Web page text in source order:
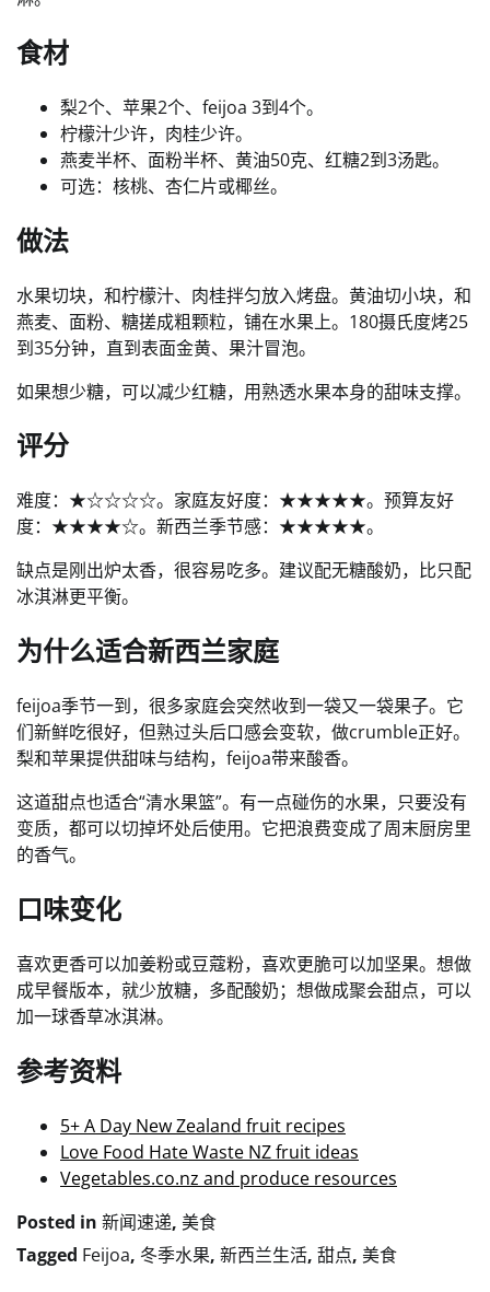
食材
梨2个、苹果2个、feijoa 3到4个。
柠檬汁少许，肉桂少许。
燕麦半杯、面粉半杯、黄油50克、红糖2到3汤匙。
可选：核桃、杏仁片或椰丝。
做法
水果切块，和柠檬汁、肉桂拌匀放入烤盘。黄油切小块，和
燕麦、面粉、糖搓成粗颗粒，铺在水果上。180摄氏度烤25
到35分钟，直到表面金黄、果汁冒泡。
如果想少糖，可以减少红糖，用熟透水果本身的甜味支撑。
评分
难度：★☆☆☆☆。家庭友好度：★★★★★。预算友好
度：★★★★☆。新西兰季节感：★★★★★。
缺点是刚出炉太香，很容易吃多。建议配无糖酸奶，比只配
冰淇淋更平衡。
为什么适合新西兰家庭
feijoa季节一到，很多家庭会突然收到一袋又一袋果子。它
们新鲜吃很好，但熟过头后口感会变软，做crumble正好。
梨和苹果提供甜味与结构，feijoa带来酸香。
这道甜点也适合“清水果篮”。有一点碰伤的水果，只要没有
变质，都可以切掉坏处后使用。它把浪费变成了周末厨房里
的香气。
口味变化
喜欢更香可以加姜粉或豆蔻粉，喜欢更脆可以加坚果。想做
成早餐版本，就少放糖，多配酸奶；想做成聚会甜点，可以
加一球香草冰淇淋。
参考资料
5+ A Day New Zealand fruit recipes
Love Food Hate Waste NZ fruit ideas
Vegetables.co.nz and produce resources
Posted in 新闻速递, 美食
Tagged Feijoa, 冬季水果, 新西兰生活, 甜点, 美食